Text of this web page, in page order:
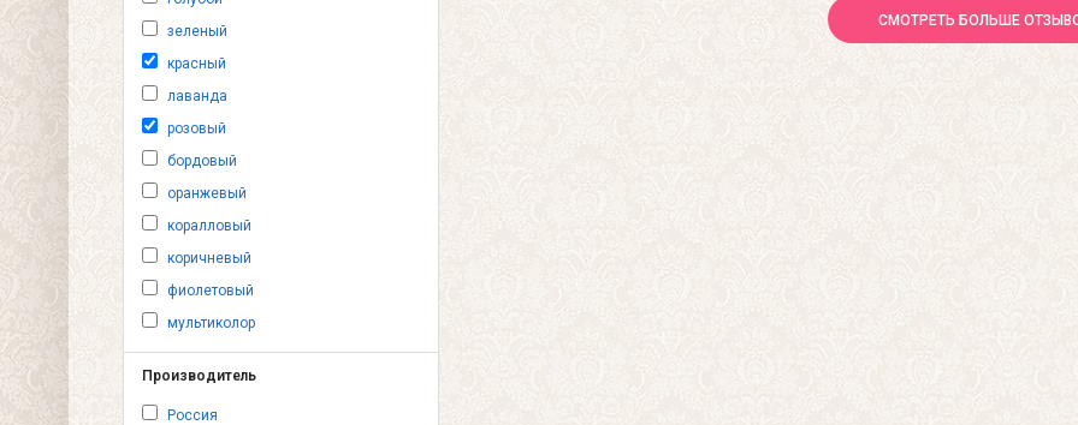
зеленый
красный
лаванда
розовый
бордовый
оранжевый
коралловый
коричневый
фиолетовый
мультиколор
Производитель
Россия
СМОТРЕТЬ БОЛЬШЕ